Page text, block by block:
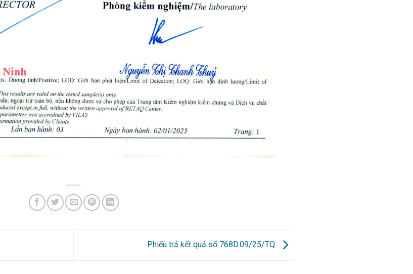
Phiếu trả kết quả số 768D.09/25/TQ